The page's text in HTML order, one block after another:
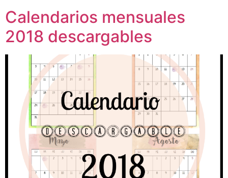
Calendarios mensuales
2018 descargables